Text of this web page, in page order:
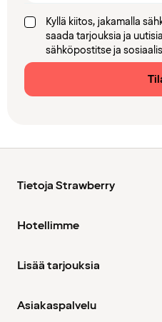
Kyllä kiitos, jakamalla
saada tarjouksia ja
sähköpostitse ja
Tietoja Strawberry
Hotellimme
Lisää tarjouksia
Asiakaspalvelu